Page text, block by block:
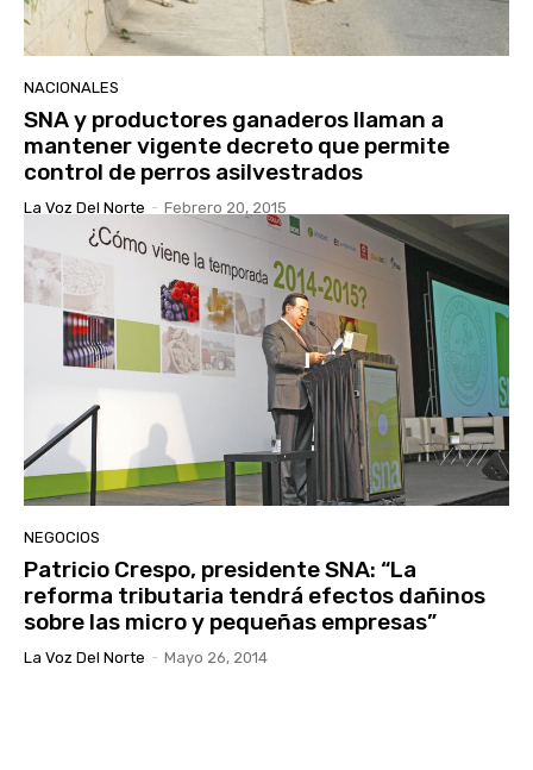
NACIONALES
SNA y productores ganaderos llaman a
mantener vigente decreto que permite
control de perros asilvestrados
La Voz Del Norte - Febrero 20, 2015
NEGOCIOS
Patricio Crespo, presidente SNA: “La
reforma tributaria tendrá efectos dañinos
sobre las micro y pequeñas empresas”
La Voz Del Norte - Mayo 26, 2014